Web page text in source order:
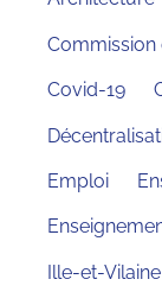
Covid-19
Emploi
Ille-et-Vilaine